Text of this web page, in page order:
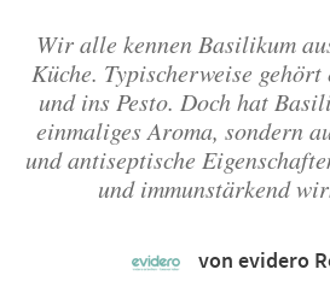
Wir alle kennen Basilikum
Küche. Typischerweise
und ins Pesto. Doch hat
einmaliges Aroma, sondern
und antiseptische
und immunstärkend
von evidero